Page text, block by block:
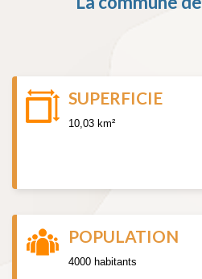
SUPERFICIE
10,03 km²
POPULATION
4000 habitants